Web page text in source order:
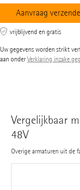
vrijblijvend en gratis
Uw gegevens worden strikt
aan onderVerklaring inzake
Vergelijkbaar
48V
Overige armaturen uit de